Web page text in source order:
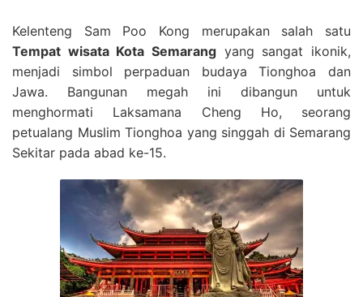
Kelenteng Sam Poo Kong merupakan salah satu
Tempat wisata Kota Semarang yang sangat ikonik,
menjadi simbol perpaduan budaya Tionghoa dan
Jawa. Bangunan megah ini dibangun untuk
menghormati Laksamana Cheng Ho, seorang
petualang Muslim Tionghoa yang singgah di Semarang
Sekitar pada abad ke-15.